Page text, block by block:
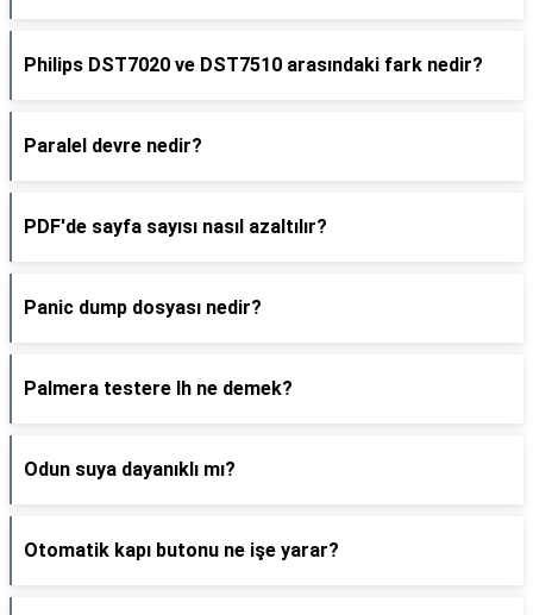
Philips DST7020 ve DST7510 arasındaki fark nedir?
Paralel devre nedir?
PDF'de sayfa sayısı nasıl azaltılır?
Panic dump dosyası nedir?
Palmera testere lh ne demek?
Odun suya dayanıklı mı?
Otomatik kapı butonu ne işe yarar?